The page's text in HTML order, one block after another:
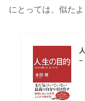
にとっては、似た
~